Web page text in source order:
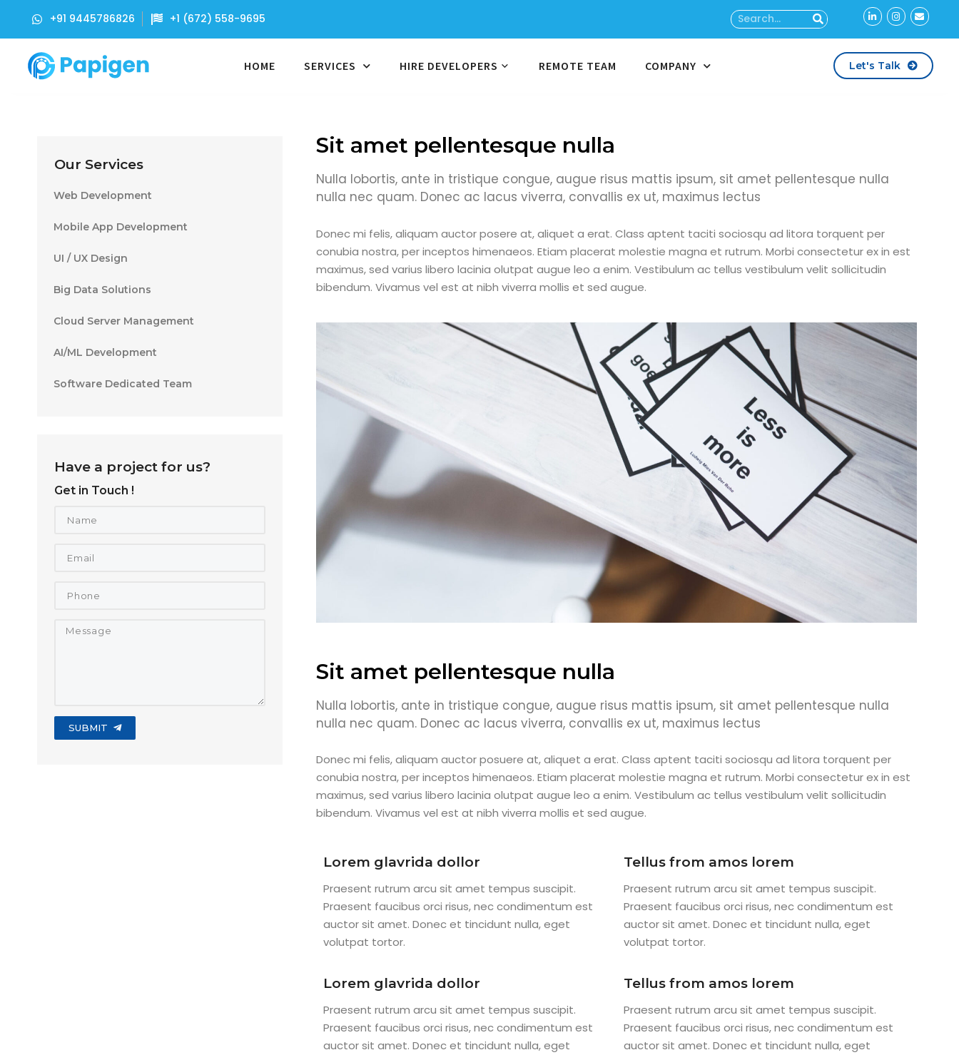
+91 9445786826 +1 (672) 558-9695
HOME SERVICES HIRE DEVELOPERS REMOTE TEAM COMPANY Let's Talk
Our Services
Web Development
Mobile App Development
UI / UX Design
Big Data Solutions
Cloud Server Management
AI/ML Development
Software Dedicated Team
Have a project for us?
Get in Touch !
SUBMIT
Sit amet pellentesque nulla
Nulla lobortis, ante in tristique congue, augue risus mattis ipsum, sit amet pellentesque nulla
nulla nec quam. Donec ac lacus viverra, convallis ex ut, maximus lectus
Donec mi felis, aliquam auctor posere at, aliquet a erat. Class aptent taciti sociosqu ad litora torquent per
conubia nostra, per inceptos himenaeos. Etiam placerat molestie magna et rutrum. Morbi consectetur ex in est
maximus, sed varius libero lacinia olutpat augue leo a enim. Vestibulum ac tellus vestibulum velit sollicitudin
bibendum. Vivamus vel est at nibh viverra mollis et sed augue.
Sit amet pellentesque nulla
Nulla lobortis, ante in tristique congue, augue risus mattis ipsum, sit amet pellentesque nulla
nulla nec quam. Donec ac lacus viverra, convallis ex ut, maximus lectus
Donec mi felis, aliquam auctor posuere at, aliquet a erat. Class aptent taciti sociosqu ad litora torquent per
conubia nostra, per inceptos himenaeos. Etiam placerat molestie magna et rutrum. Morbi consectetur ex in est
maximus, sed varius libero lacinia olutpat augue leo a enim. Vestibulum ac tellus vestibulum velit sollicitudin
bibendum. Vivamus vel est at nibh viverra mollis et sed augue.
Lorem glavrida dollor
Praesent rutrum arcu sit amet tempus suscipit.
Praesent faucibus orci risus, nec condimentum est
auctor sit amet. Donec et tincidunt nulla, eget
volutpat tortor.
Tellus from amos lorem
Praesent rutrum arcu sit amet tempus suscipit.
Praesent faucibus orci risus, nec condimentum est
auctor sit amet. Donec et tincidunt nulla, eget
volutpat tortor.
Lorem glavrida dollor
Praesent rutrum arcu sit amet tempus suscipit.
Praesent faucibus orci risus, nec condimentum est
auctor sit amet. Donec et tincidunt nulla, eget
Tellus from amos lorem
Praesent rutrum arcu sit amet tempus suscipit.
Praesent faucibus orci risus, nec condimentum est
auctor sit amet. Donec et tincidunt nulla, eget